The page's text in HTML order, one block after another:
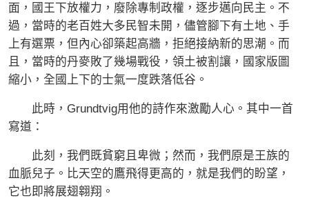
面，國王下放權力，廢除專制政權，逐步邁向民主。不
過，當時的老百姓大多民智未開，儘管腳下有土地、手
上有選票，但內心卻築起高牆，拒絕接納新的思潮。而
且，當時的丹麥敗了幾場戰役，領土被割讓，國家版圖
縮小，全國上下的士氣一度跌落低谷。
此時，Grundtvig用他的詩作來激勵人心。其中一首
寫道：
此刻，我們既貧窮且卑微；然而，我們原是王族的
血脈兒子。比天空的鷹飛得更高的，就是我們的盼望，
它也即將展翅翱翔。